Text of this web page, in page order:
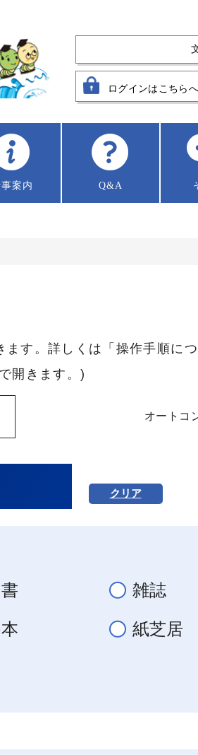
ログインはこちらへ
案内 Q&A
す。詳しくは「操作手順に
開きます。)
オートコ
クリア
雑誌
紙芝居